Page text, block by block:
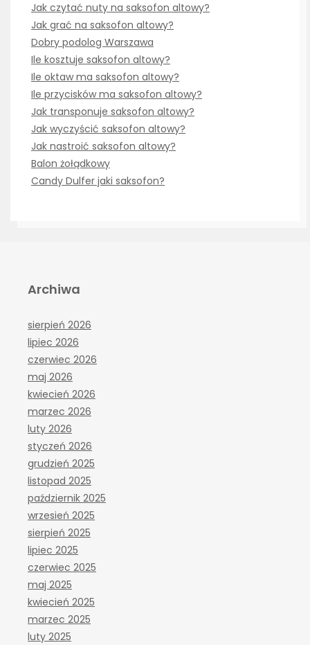
Jak czytać nuty na saksofon altowy?
Jak grać na saksofon altowy?
Dobry podolog Warszawa
Ile kosztuje saksofon altowy?
Ile oktaw ma saksofon altowy?
Ile przycisków ma saksofon altowy?
Jak transponuje saksofon altowy?
Jak wyczyścić saksofon altowy?
Jak nastroić saksofon altowy?
Balon żołądkowy
Candy Dulfer jaki saksofon?
Archiwa
sierpień 2026
lipiec 2026
czerwiec 2026
maj 2026
kwiecień 2026
marzec 2026
luty 2026
styczeń 2026
grudzień 2025
listopad 2025
październik 2025
wrzesień 2025
sierpień 2025
lipiec 2025
czerwiec 2025
maj 2025
kwiecień 2025
marzec 2025
luty 2025